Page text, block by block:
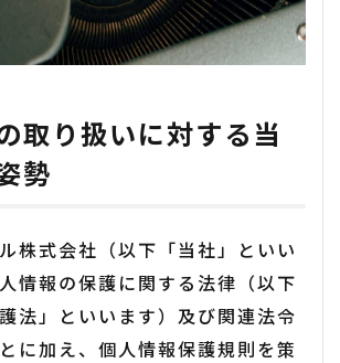
取り扱いに対する当
勢
株式会社（以下「当社」といい
情報の保護に関する法律（以下
法」といいます）及び関連法令
に加え、個人情報保護規則を策